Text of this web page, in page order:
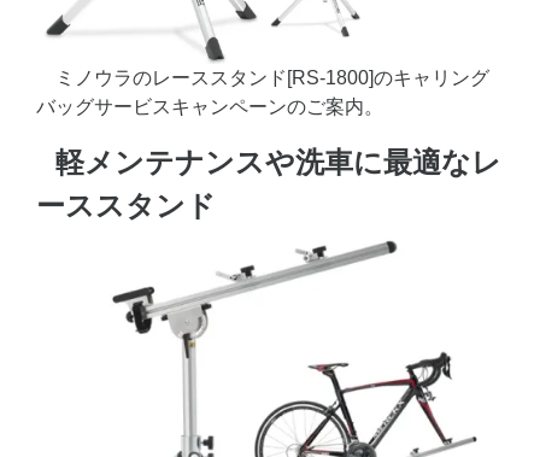
ミノウラのレーススタンド[RS-1800]のキャリング
バッグサービスキャンペーンのご案内。
軽メンテナンスや洗車に最適なレ
ーススタンド